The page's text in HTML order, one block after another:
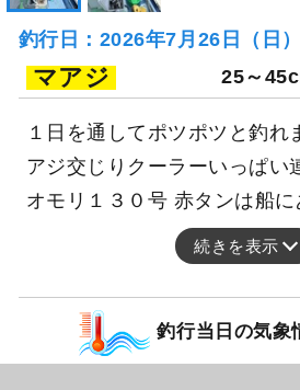
釣行日：2026年7月26日（日
マアジ 25～
１日を通してポツポツと釣れ
アジ交じりクーラーいっぱい
オモリ１３０号 赤タンは船に
続きを表示
釣行当日の気象